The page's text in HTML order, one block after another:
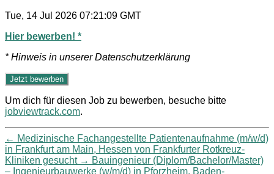
Tue, 14 Jul 2026 07:21:09 GMT
Hier bewerben! *
* Hinweis in unserer Datenschutzerklärung
Um dich für diesen Job zu bewerben, besuche bitte
jobviewtrack.com.
← Medizinische Fachangestellte Patientenaufnahme (m/w/d)
in Frankfurt am Main, Hessen von Frankfurter Rotkreuz-
Kliniken gesucht → Bauingenieur (Diplom/Bachelor/Master)
– Ingenieurbauwerke (w/m/d) in Pforzheim, Baden-